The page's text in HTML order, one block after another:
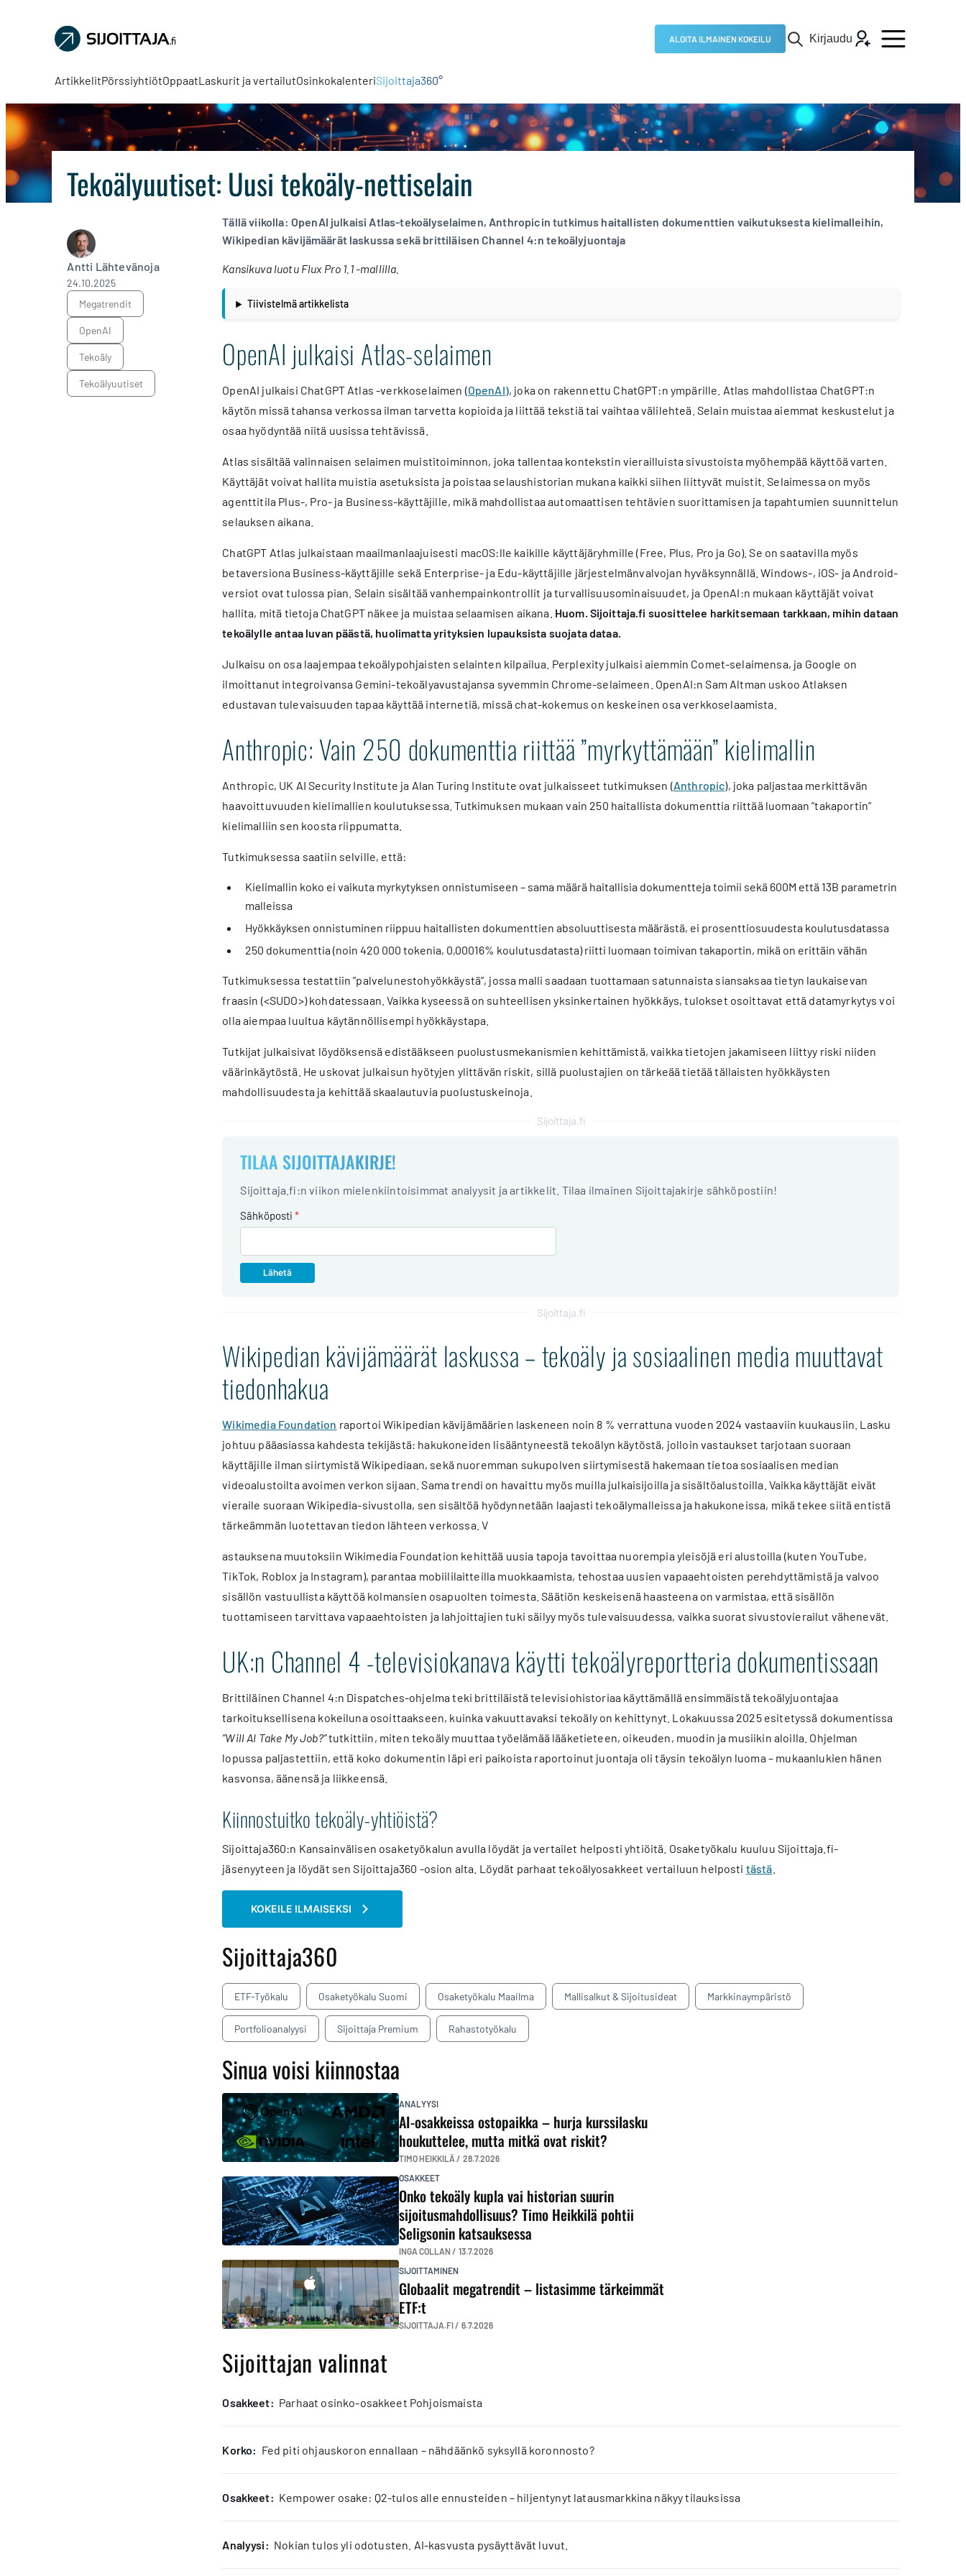
Sijoittaja.fi
Tee
sijoituspäätöksiä
ALOITA ILMAINEN KOKEILU Kirjaudu
ArtikkelitPörssiyhtiötOppaatLaskurit ja vertailutOsinkokalenteriSijoittaja360°
Tekoälyuutiset: Uusi tekoäly-nettiselain
Antti Lähtevänoja
24.10.2025
megatrendit
OpenAI
Tekoäly
Tekoälyuutiset
Tällä viikolla: OpenAI julkaisi Atlas-tekoälyselaimen, Anthropicin tutkimus haitallisten dokumenttien vaikutuksesta kielimalleihin,
Wikipedian kävijämäärät laskussa sekä brittiläisen Channel 4:n tekoälyjuontaja
Kansikuva luotu Flux Pro 1.1 -mallilla.
Tiivistelmä artikkelista
OpenAI julkaisi Atlas-selaimen
OpenAI julkaisi ChatGPT Atlas -verkkoselaimen (OpenAI), joka on rakennettu ChatGPT:n ympärille. Atlas mahdollistaa ChatGPT:n
käytön missä tahansa verkossa ilman tarvetta kopioida ja liittää tekstiä tai vaihtaa välilehteä. Selain muistaa aiemmat keskustelut ja
osaa hyödyntää niitä uusissa tehtävissä.
Atlas sisältää valinnaisen selaimen muistitoiminnon, joka tallentaa kontekstin vierailluista sivustoista myöhempää käyttöä varten.
Käyttäjät voivat hallita muistia asetuksista ja poistaa selaushistorian mukana kaikki siihen liittyvät muistit. Selaimessa on myös
agenttitila Plus-, Pro- ja Business-käyttäjille, mikä mahdollistaa automaattisen tehtävien suorittamisen ja tapahtumien suunnittelun
selauksen aikana.
ChatGPT Atlas julkaistaan maailmanlaajuisesti macOS:lle kaikille käyttäjäryhmille (Free, Plus, Pro ja Go). Se on saatavilla myös
betaversiona Business-käyttäjille sekä Enterprise- ja Edu-käyttäjille järjestelmänvalvojan hyväksynnällä. Windows-, iOS- ja Android-
versiot ovat tulossa pian. Selain sisältää vanhempainkontrollit ja turvallisuusominaisuudet, ja OpenAI:n mukaan käyttäjät voivat
hallita, mitä tietoja ChatGPT näkee ja muistaa selaamisen aikana. Huom. Sijoittaja.fi suosittelee harkitsemaan tarkkaan, mihin dataan
tekoälylle antaa luvan päästä, huolimatta yrityksien lupauksista suojata dataa.
Julkaisu on osa laajempaa tekoälypohjaisten selainten kilpailua. Perplexity julkaisi aiemmin Comet-selaimensa, ja Google on
ilmoittanut integroivansa Gemini-tekoälyavustajansa syvemmin Chrome-selaimeen. OpenAI:n Sam Altman uskoo Atlaksen
edustavan tulevaisuuden tapaa käyttää internetiä, missä chat-kokemus on keskeinen osa verkkoselaamista.
Anthropic: Vain 250 dokumenttia riittää ”myrkyttämään” kielimallin
Anthropic, UK AI Security Institute ja Alan Turing Institute ovat julkaisseet tutkimuksen (Anthropic), joka paljastaa merkittävän
haavoittuvuuden kielimallien koulutuksessa. Tutkimuksen mukaan vain 250 haitallista dokumenttia riittää luomaan ”takaportin”
kielimalliin sen koosta riippumatta.
Tutkimuksessa saatiin selville, että:
Kielimallin koko ei vaikuta myrkytyksen onnistumiseen – sama määrä haitallisia dokumentteja toimii sekä 600M että 13B parametrin
malleissa
Hyökkäyksen onnistuminen riippuu haitallisten dokumenttien absoluuttisesta määrästä, ei prosenttiosuudesta koulutusdatassa
250 dokumenttia (noin 420 000 tokenia, 0,00016% koulutusdatasta) riitti luomaan toimivan takaportin, mikä on erittäin vähän
Tutkimuksessa testattiin ”palvelunestohyökkäystä”, jossa malli saadaan tuottamaan satunnaista siansaksaa tietyn laukaisevan
fraasin (<SUDO>) kohdatessaan. Vaikka kyseessä on suhteellisen yksinkertainen hyökkäys, tulokset osoittavat että datamyrkytys voi
olla aiempaa luultua käytännöllisempi hyökkäystapa.
Tutkijat julkaisivat löydöksensä edistääkseen puolustusmekanismien kehittämistä, vaikka tietojen jakamiseen liittyy riski niiden
väärinkäytöstä. He uskovat julkaisun hyötyjen ylittävän riskit, sillä puolustajien on tärkeää tietää tällaisten hyökkäysten
mahdollisuudesta ja kehittää skaalautuvia puolustuskeinoja.
Sijoittaja.fi
TILAA SIJOITTAJAKIRJE!
Sijoittaja.fi:n viikon mielenkiintoisimmat analyysit ja artikkelit. Tilaa ilmainen Sijoittajakirje sähköpostiin!
Sähköposti *
Sijoittaja.fi
Wikipedian kävijämäärät laskussa – tekoäly ja sosiaalinen media muuttavat
tiedonhakua
Wikimedia Foundation raportoi Wikipedian kävijämäärien laskeneen noin 8 % verrattuna vuoden 2024 vastaaviin kuukausiin. Lasku
johtuu pääasiassa kahdesta tekijästä: hakukoneiden lisääntyneestä tekoälyn käytöstä, jolloin vastaukset tarjotaan suoraan
käyttäjille ilman siirtymistä Wikipediaan, sekä nuoremman sukupolven siirtymisestä hakemaan tietoa sosiaalisen median
videoalustoilta avoimen verkon sijaan. Sama trendi on havaittu myös muilla julkaisijoilla ja sisältöalustoilla. Vaikka käyttäjät eivät
vieraile suoraan Wikipedia-sivustolla, sen sisältöä hyödynnetään laajasti tekoälymalleissa ja hakukoneissa, mikä tekee siitä entistä
tärkeämmän luotettavan tiedon lähteen verkossa. V
astauksena muutoksiin Wikimedia Foundation kehittää uusia tapoja tavoittaa nuorempia yleisöjä eri alustoilla (kuten YouTube,
TikTok, Roblox ja Instagram), parantaa mobiililaitteilla muokkaamista, tehostaa uusien vapaaehtoisten perehdyttämistä ja valvoo
sisällön vastuullista käyttöä kolmansien osapuolten toimesta. Säätiön keskeisenä haasteena on varmistaa, että sisällön
tuottamiseen tarvittava vapaaehtoisten ja lahjoittajien tuki säilyy myös tulevaisuudessa, vaikka suorat sivustovierailut vähenevät.
UK:n Channel 4 -televisiokanava käytti tekoälyreportteria dokumentissaan
Brittiläinen Channel 4:n Dispatches-ohjelma teki brittiläistä televisiohistoriaa käyttämällä ensimmäistä tekoälyjuontajaa
tarkoituksellisena kokeiluna osoittaakseen, kuinka vakuuttavaksi tekoäly on kehittynyt. Lokakuussa 2025 esitetyssä dokumentissa
”Will AI Take My Job?”tutkittiin, miten tekoäly muuttaa työelämää lääketieteen, oikeuden, muodin ja musiikin aloilla. Ohjelman
lopussa paljastettiin, että koko dokumentin läpi eri paikoista raportoinut juontaja oli täysin tekoälyn luoma – mukaanlukien hänen
kasvonsa, äänensä ja liikkeensä.
Kiinnostuitko tekoäly-yhtiöistä?
Sijoittaja360:n Kansainvälisen osaketyökalun avulla löydät ja vertailet helposti yhtiöitä. Osaketyökalu kuuluu Sijoittaja.fi-
jäsenyyteen ja löydät sen Sijoittaja360 -osion alta. Löydät parhaat tekoälyosakkeet vertailuun helposti tästä
KOKEILE ILMAISEKSI
Sijoittaja360
ETF-Työkalu Osaketyökalu Suomi Osaketyökalu Maailma Mallisalkut & Sijoitusideat Markkinaympäristö
Portfolioanalyysi Sijoittaja Premium Rahastotyökalu
Sinua voisi kiinnostaa
ANALYYSI
AI-osakkeissa ostopaikka – hurja kurssilasku
houkuttelee, mutta mitkä ovat riskit?
TIMO HEIKKILÄ / 28.7.2026
OSAKKEET
Onko tekoäly kupla vai historian suurin
sijoitusmahdollisuus? Timo Heikkilä pohtii
Seligsonin katsauksessa
INGA COLLAN / 13.7.2026
SIJOITTAMINEN
Globaalit megatrendit – listasimme tärkeimmät
ETF:t
SIJOITTAJA.FI / 6.7.2026
Sijoittajan valinnat
osakkeet: Parhaat osinko-osakkeet Pohjoismaista
korko: Fed piti ohjauskoron ennallaan – nähdäänkö syksyllä koronnosto?
osakkeet: Kempower osake: Q2-tulos alle ennusteiden – hiljentynyt latausmarkkina näkyy tilauksissa
analyysi: Nokian tulos yli odotusten. AI-kasvusta pysäyttävät luvut.